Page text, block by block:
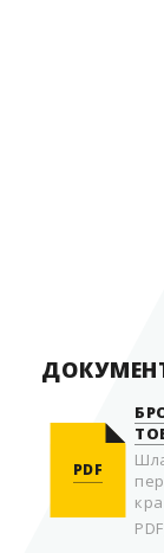
PDF